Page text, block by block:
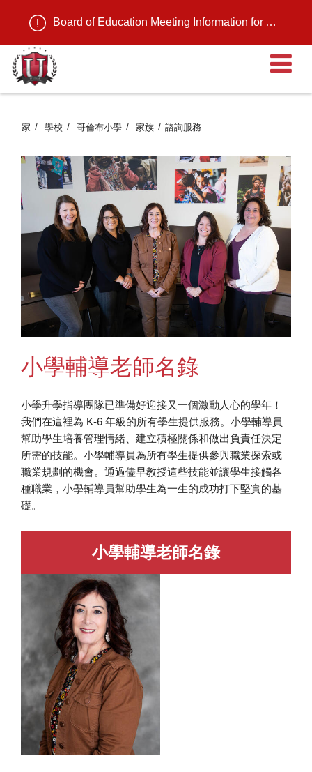
Board of Education Meeting Information for August 11, 2026
家 學校 哥倫布小學 家族 諮詢服務
小學輔導老師名錄
小學升學指導團隊已準備好迎接又一個激動人心的學年！
我們在這裡為 K-6 年級的所有學生提供服務。小學輔導員
幫助學生培養管理情緒、建立積極關係和做出負責任決定
所需的技能。小學輔導員為所有學生提供參與職業探索或
職業規劃的機會。通過儘早教授這些技能並讓學生接觸各
種職業，小學輔導員幫助學生為一生的成功打下堅實的基
礎。
小學輔導老師名錄